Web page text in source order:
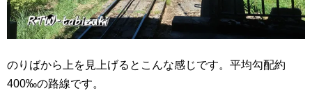
のりばから上を見上げるとこんな感じです。平均勾配約
400‰の路線です。